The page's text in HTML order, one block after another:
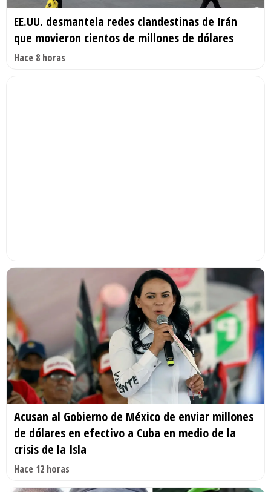
EE.UU. desmantela redes clandestinas de Irán
que movieron cientos de millones de dólares
Hace 8 horas
Acusan al Gobierno de México de enviar millones
de dólares en efectivo a Cuba en medio de la
crisis de la Isla
Hace 12 horas